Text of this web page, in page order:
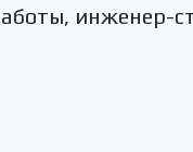
инженер-